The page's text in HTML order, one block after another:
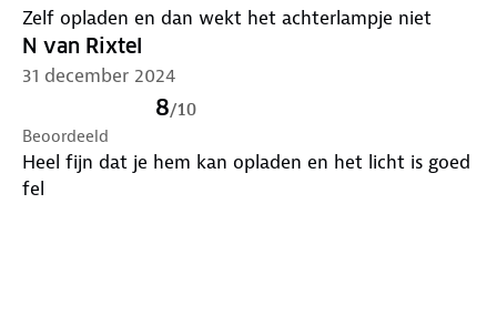
Zelf opladen en dan wekt het achterlampje niet
N van Rixtel
31 december 2024
8/10
Beoordeeld
Heel fijn dat je hem kan opladen en het licht is goed
fel